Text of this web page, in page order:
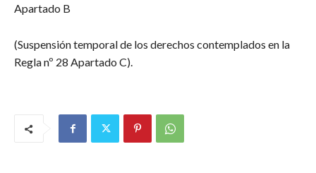
Apartado B
(Suspensión temporal de los derechos contemplados en la
Regla nº 28 Apartado C).